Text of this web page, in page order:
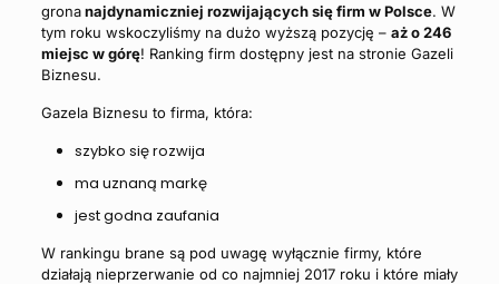
gronanajdynamiczniej rozwijających się firm w Polsce. W
tym roku wskoczyliśmy na dużo wyższą pozycję – aż o 246
miejsc w górę! Ranking firm dostępny jest na stronie Gazeli
Biznesu.
Gazela Biznesu to firma, która:
szybko się rozwija
ma uznaną markę
jest godna zaufania
W rankingu brane są pod uwagę wyłącznie firmy, które
działają nieprzerwanie od co najmniej 2017 roku i które miały